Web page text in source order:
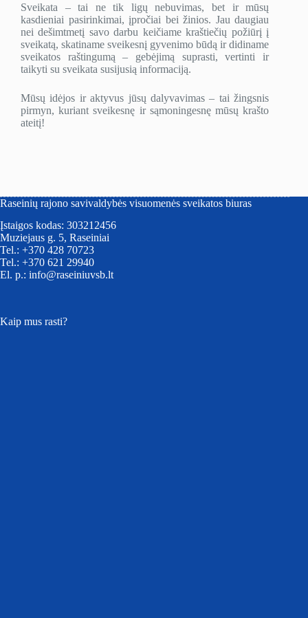
Sveikata – tai ne tik ligų nebuvimas, bet ir mūsų
kasdieniai pasirinkimai, įpročiai bei žinios. Jau daugiau
nei dešimtmetį savo darbu keičiame kraštiečių požiūrį į
sveikatą, skatiname sveikesnį gyvenimo būdą ir didiname
sveikatos raštingumą – gebėjimą suprasti, vertinti ir
taikyti su sveikata susijusią informaciją.
Mūsų idėjos ir aktyvus jūsų dalyvavimas – tai žingsnis
pirmyn, kuriant sveikesnę ir sąmoningesnę mūsų krašto
ateitį!
Raseinių rajono savivaldybės visuomenės sveikatos biuras
Įstaigos kodas: 303212456
Muziejaus g. 5, Raseiniai
Tel.: +370 428 70723
Tel.: +370 621 29940
El. p.: info@raseiniuvsb.lt
Kaip mus rasti?